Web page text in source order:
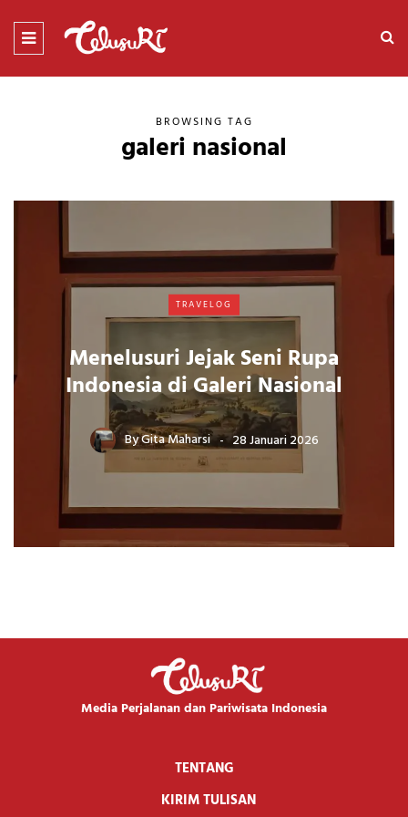
BROWSING TAG
galeri nasional
TRAVELOG
Menelusuri Jejak Seni Rupa
Indonesia di Galeri Nasional
ByGita Maharsi 28 Januari 2026
Media Perjalanan dan Pariwisata Indonesia
TENTANG
KIRIM TULISAN